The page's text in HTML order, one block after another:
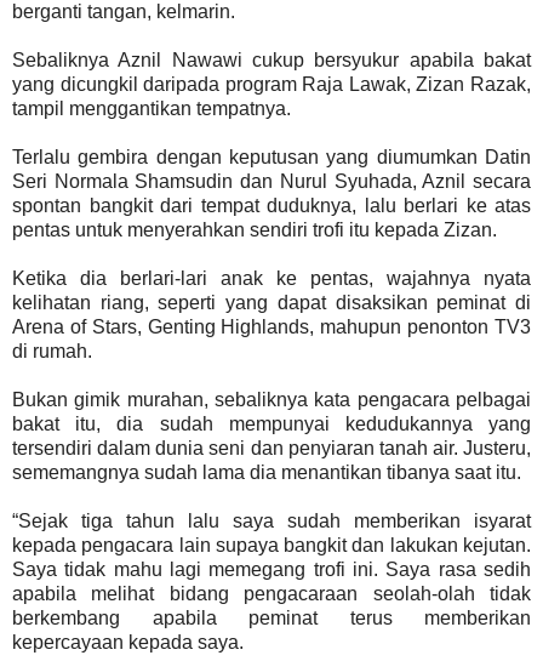
berganti tangan, kelmarin.
Sebaliknya Aznil Nawawi cukup bersyukur apabila bakat
yang dicungkil daripada program Raja Lawak, Zizan Razak,
tampil menggantikan tempatnya.
Terlalu gembira dengan keputusan yang diumumkan Datin
Seri Normala Shamsudin dan Nurul Syuhada, Aznil secara
spontan bangkit dari tempat duduknya, lalu berlari ke atas
pentas untuk menyerahkan sendiri trofi itu kepada Zizan.
Ketika dia berlari-lari anak ke pentas, wajahnya nyata
kelihatan riang, seperti yang dapat disaksikan peminat di
Arena of Stars, Genting Highlands, mahupun penonton TV3
di rumah.
Bukan gimik murahan, sebaliknya kata pengacara pelbagai
bakat itu, dia sudah mempunyai kedudukannya yang
tersendiri dalam dunia seni dan penyiaran tanah air. Justeru,
sememangnya sudah lama dia menantikan tibanya saat itu.
“Sejak tiga tahun lalu saya sudah memberikan isyarat
kepada pengacara lain supaya bangkit dan lakukan kejutan.
Saya tidak mahu lagi memegang trofi ini. Saya rasa sedih
apabila melihat bidang pengacaraan seolah-olah tidak
berkembang apabila peminat terus memberikan
kepercayaan kepada saya.